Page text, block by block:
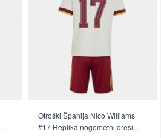
Otroški Španija Nico Williams
#17 Replika nogometni dresi